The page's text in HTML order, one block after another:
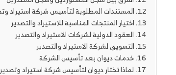
المستندات المطلوبة لتأسيس شركة استيراد
اختيار المنتجات المناسبة للاستيراد والتصدير
العقود الدولية لشركات الاستيراد والتصدير
التسويق لشركة الاستيراد والتصدير
خدمات ديوان بعد تأسيس الشركة
لماذا تختار ديوان لتأسيس شركة استيراد